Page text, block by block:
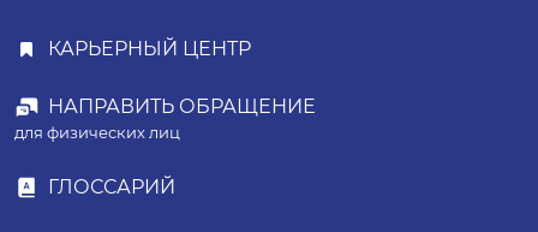
КАРЬЕРНЫЙ ЦЕНТР
НАПРАВИТЬ ОБРАЩЕНИЕ
для физических лиц
ГЛОССАРИЙ